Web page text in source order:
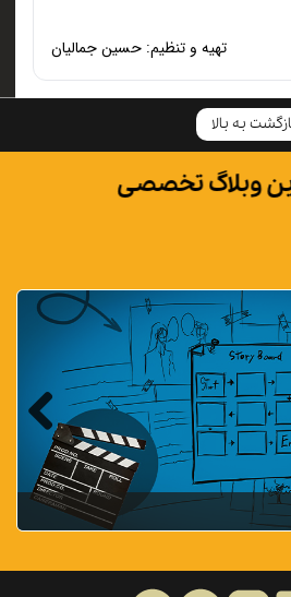
تهیه و تنظیم: حسین جمالیان
به بالا
وبلاگ تخصصی